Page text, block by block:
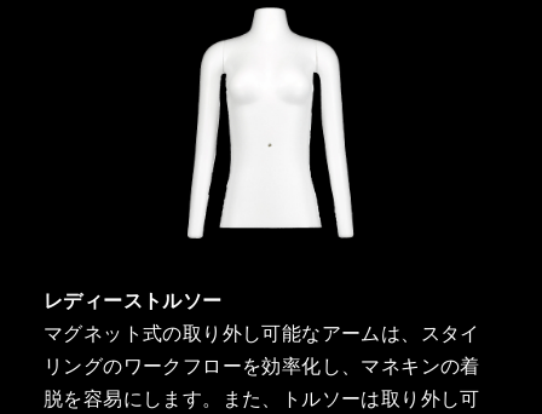
レディーストルソー
マグネット式の取り外し可能なアームは、スタイ
リングのワークフローを効率化し、マネキンの着
脱を容易にします。また、トルソーは取り外し可